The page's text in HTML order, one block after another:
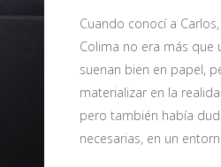
Cuando conocí a
Colima no era más que
suenan bien en papel,
materializar en la
pero también había
necesarias, en un